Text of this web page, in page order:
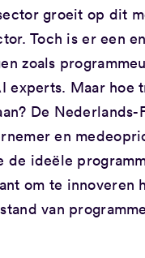
groeit op dit
Toch is er een
zoals
experts. Maar hoe
De Nederlands-
en
de ideële
om te innoveren
van